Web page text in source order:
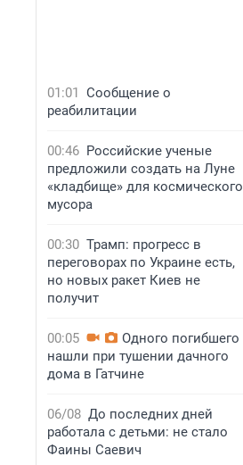
01:01 Сообщение о
реабилитации
00:46 Российские ученые
предложили создать на Луне
«кладбище» для космического
мусора
00:30 Трамп: прогресс в
переговорах по Украине есть,
но новых ракет Киев не
получит
00:05
Одного погибшего
нашли при тушении дачного
дома в Гатчине
06/08 До последних дней
работала с детьми: не стало
Фаины Саевич